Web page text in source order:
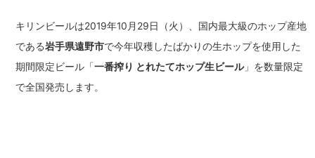
キリンビールは2019年10月29日（火）、国内最大級のホップ産地
である岩手県遠野市で今年収穫したばかりの生ホップを使用した
期間限定ビール「一番搾り とれたてホップ生ビール」を数量限定
で全国発売します。